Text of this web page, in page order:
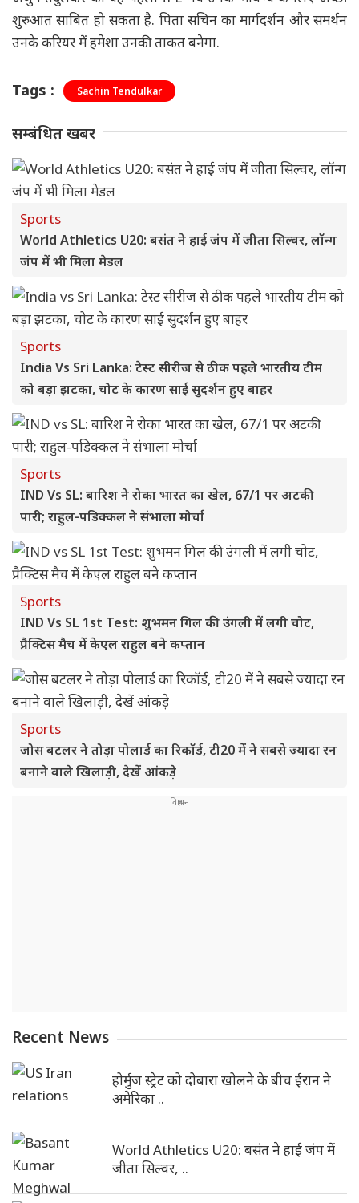
शुरुआत साबित हो सकता है. पिता सचिन का मार्गदर्शन और समर्थन
उनके करियर में हमेशा उनकी ताकत बनेगा.
Tags : Sachin Tendulkar
सम्बंधित खबर
Sports
World Athletics U20: बसंत ने हाई जंप में जीता सिल्वर, लॉन्ग
जंप में भी मिला मेडल
Sports
India Vs Sri Lanka: टेस्ट सीरीज से ठीक पहले भारतीय टीम
को बड़ा झटका, चोट के कारण साई सुदर्शन हुए बाहर
Sports
IND Vs SL: बारिश ने रोका भारत का खेल, 67/1 पर अटकी
पारी; राहुल-पडिक्कल ने संभाला मोर्चा
Sports
IND Vs SL 1st Test: शुभमन गिल की उंगली में लगी चोट,
प्रैक्टिस मैच में केएल राहुल बने कप्तान
Sports
जोस बटलर ने तोड़ा पोलार्ड का रिकॉर्ड, टी20 में ने सबसे ज्यादा रन
बनाने वाले खिलाड़ी, देखें आंकड़े
Recent News
होर्मुज स्ट्रेट को दोबारा खोलने के बीच ईरान ने
अमेरिका ..
World Athletics U20: बसंत ने हाई जंप में
जीता सिल्वर, ..